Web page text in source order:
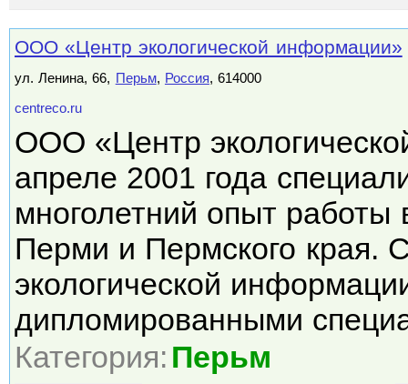
ООО «Центр экологической информации»
ул. Ленина, 66, Перьм, Россия, 614000
centreco.ru
ООО «Центр
апреле 2001 года
многолетний опыт работы
Перми и Пермского края.
экологической
дипломированными
Категория: Перьм